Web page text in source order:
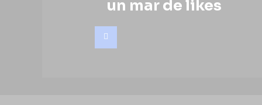
un mar de likes